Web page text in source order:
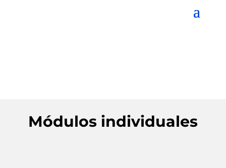
Módulos individuales